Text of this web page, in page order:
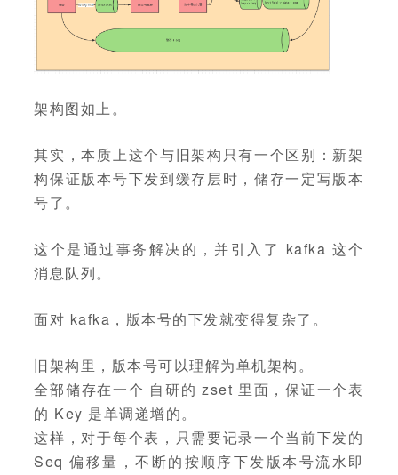
架构图如上。
其实，本质上这个与旧架构只有一个区别：新架
构保证版本号下发到缓存层时，储存一定写版本
号了。
这个是通过事务解决的，并引入了 kafka 这个
消息队列。
面对 kafka，版本号的下发就变得复杂了。
旧架构里，版本号可以理解为单机架构。
全部储存在一个 自研的 zset 里面，保证一个表
的 Key 是单调递增的。
这样，对于每个表，只需要记录一个当前下发的
Seq 偏移量，不断的按顺序下发版本号流水即